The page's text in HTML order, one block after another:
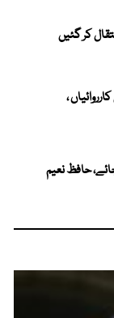
کر گئیں
،
کی جائے، حافظ نعیم